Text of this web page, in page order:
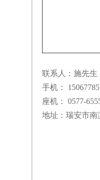
联系人：施先生
手机：
座机： 0577-
地址：瑞安市